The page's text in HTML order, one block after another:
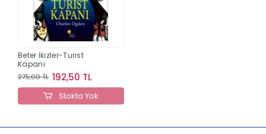
Beter İkizler-Turist
Kapanı
275,00 TL 192,50 TL
Stokta Yok